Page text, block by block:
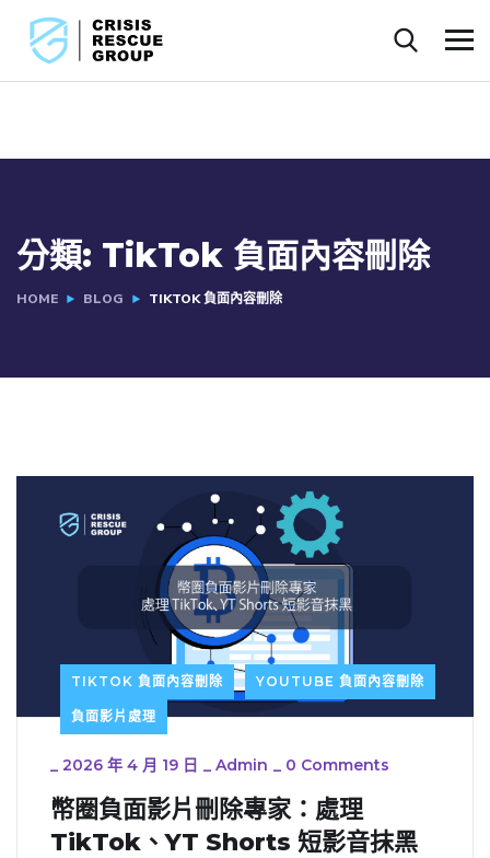
分類: TikTok 負面內容刪除
HOME BLOG TIKTOK 負面內容刪除
TIKTOK 負面內容刪除 YOUTUBE 負面內容刪除
負面影片處理
_ 2026 年 4 月 19 日 _ Admin _ 0 Comments
幣圈負面影片刪除專家：處理
TikTok、YT Shorts 短影音抹黑